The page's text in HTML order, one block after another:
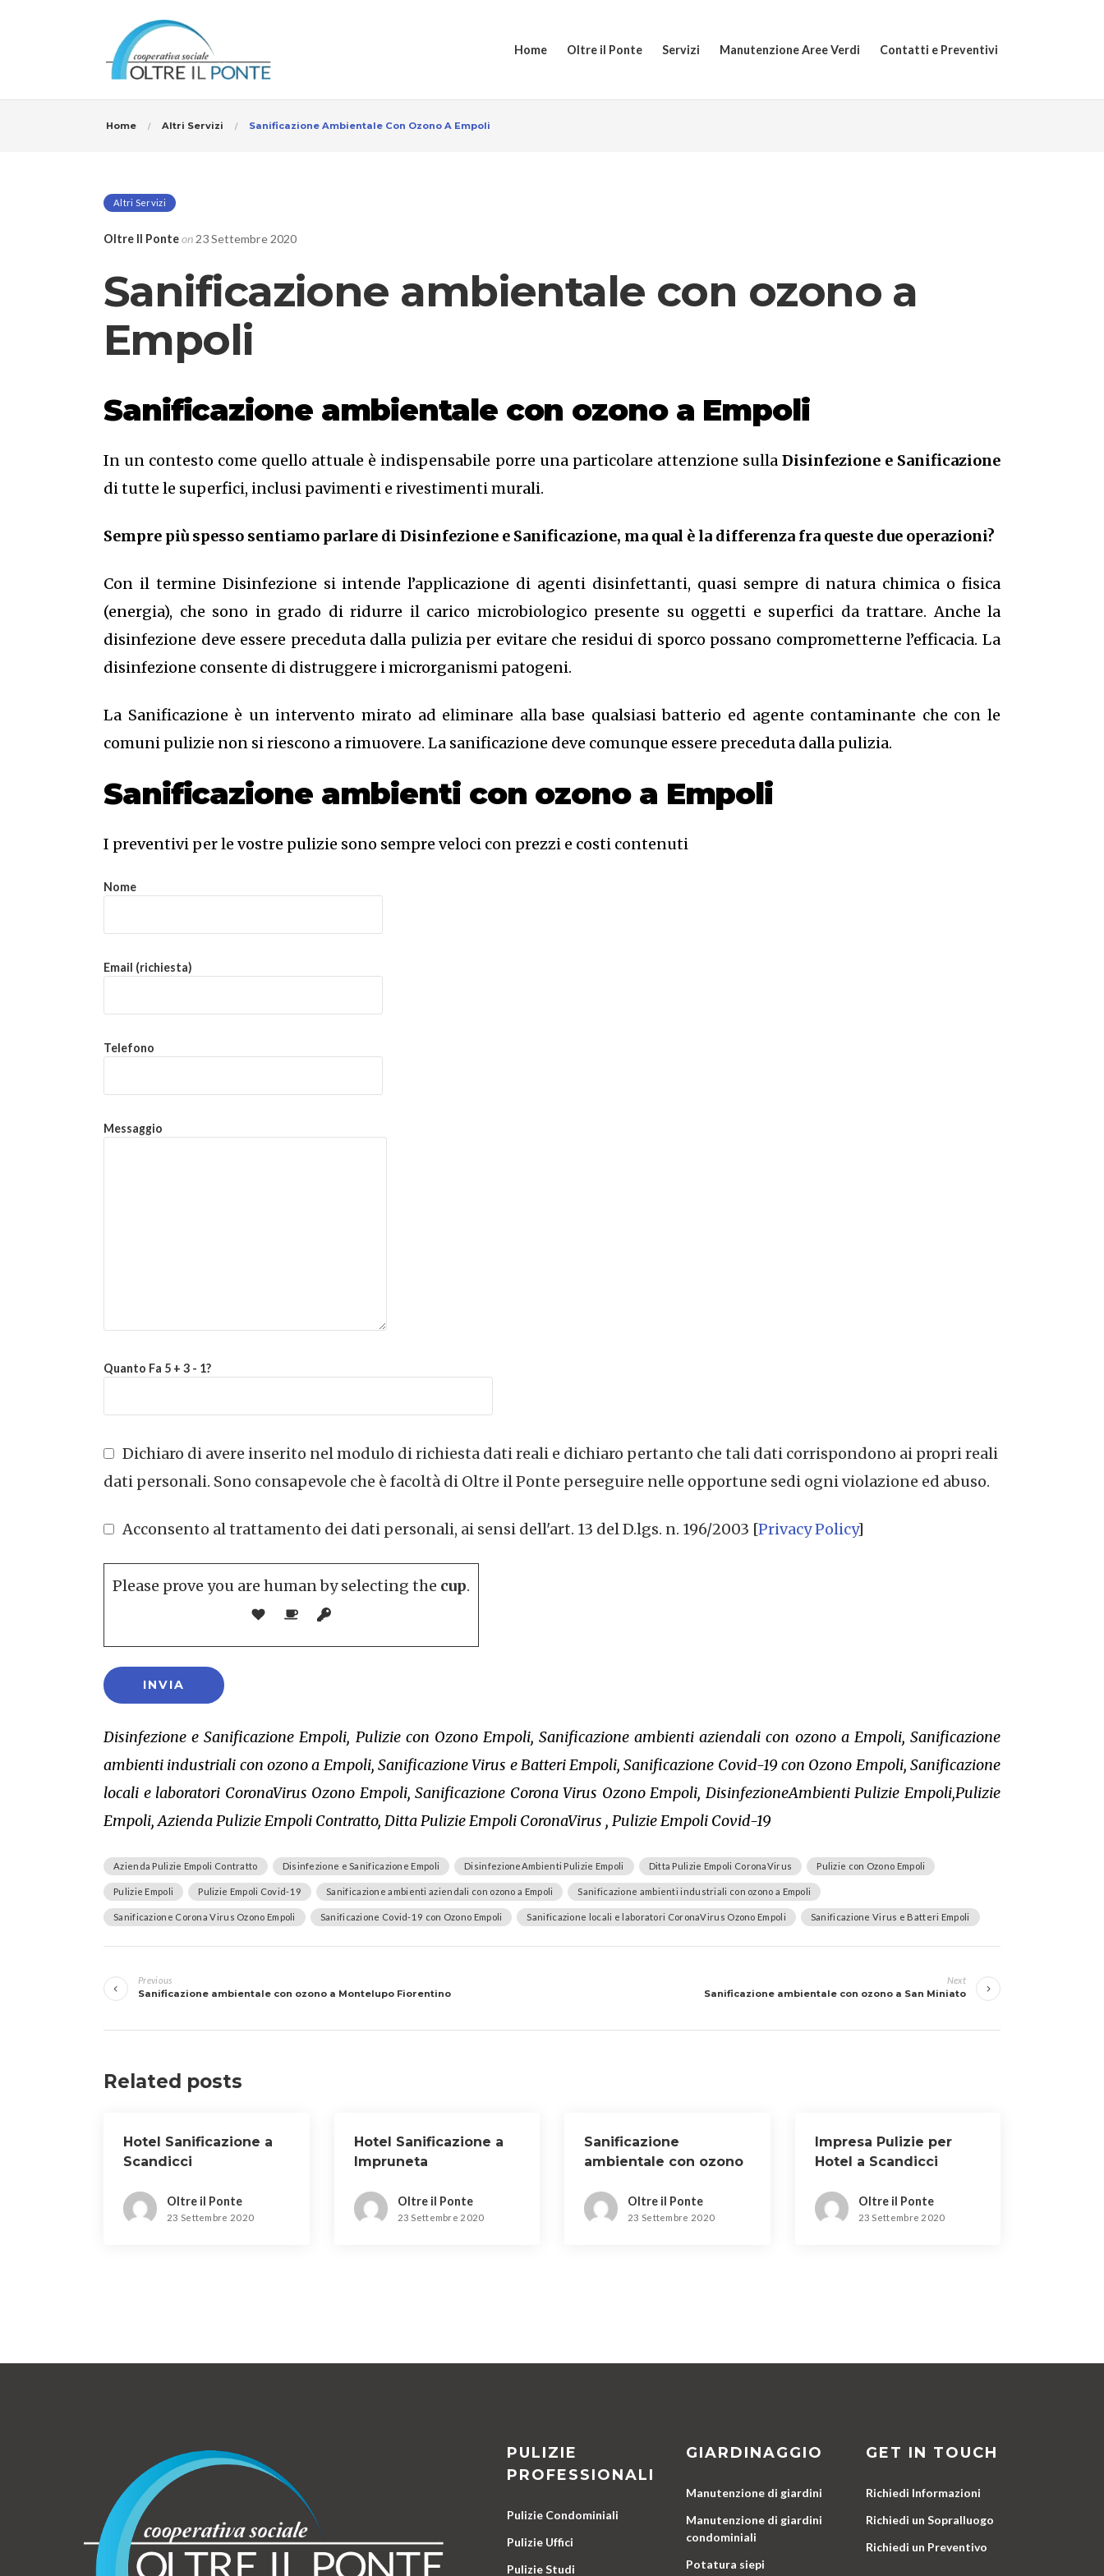
Home Oltre il Ponte Servizi Manutenzione Aree Verdi Contatti e Preventivi
Home Altri Servizi Sanificazione Ambientale Con Ozono A Empoli
Altri Servizi
Oltre Il Ponteon23 Settembre 2020
Sanificazione ambientale con ozono a
Empoli
Sanificazione ambientale con ozono a Empoli
In un contesto come quello attuale è indispensabile porre una particolare attenzione sulla Disinfezione e Sanificazione
di tutte le superfici, inclusi pavimenti e rivestimenti murali.
Sempre più spesso sentiamo parlare di Disinfezione e Sanificazione, ma qual è la differenza fra queste due operazioni?
Con il termine Disinfezione si intende l’applicazione di agenti disinfettanti, quasi sempre di natura chimica o fisica
(energia), che sono in grado di ridurre il carico microbiologico presente su oggetti e superfici da trattare. Anche la
disinfezione deve essere preceduta dalla pulizia per evitare che residui di sporco possano comprometterne l’efficacia. La
disinfezione consente di distruggere i microrganismi patogeni.
La Sanificazione è un intervento mirato ad eliminare alla base qualsiasi batterio ed agente contaminante che con le
comuni pulizie non si riescono a rimuovere. La sanificazione deve comunque essere preceduta dalla pulizia.
Sanificazione ambienti con ozono a Empoli
I preventivi per le vostre pulizie sono sempre veloci con prezzi e costi contenuti
Nome
Email (richiesta)
Telefono
Messaggio
Quanto Fa 5 + 3 - 1?
Dichiaro di avere inserito nel modulo di richiesta dati reali e dichiaro pertanto che tali dati corrispondono ai propri reali
dati personali. Sono consapevole che è facoltà di Oltre il Ponte perseguire nelle opportune sedi ogni violazione ed abuso.
Acconsento al trattamento dei dati personali, ai sensi dell'art. 13 del D.lgs. n. 196/2003 [Privacy Policy]
Please prove you are human by selecting the cup.
Disinfezione e Sanificazione Empoli, Pulizie con Ozono Empoli, Sanificazione ambienti aziendali con ozono a Empoli, Sanificazione
ambienti industriali con ozono a Empoli, Sanificazione Virus e Batteri Empoli, Sanificazione Covid-19 con Ozono Empoli, Sanificazione
locali e laboratori CoronaVirus Ozono Empoli, Sanificazione Corona Virus Ozono Empoli, DisinfezioneAmbienti Pulizie Empoli,Pulizie
Empoli, Azienda Pulizie Empoli Contratto, Ditta Pulizie Empoli CoronaVirus , Pulizie Empoli Covid-19
Azienda Pulizie Empoli Contratto Disinfezione e Sanificazione Empoli DisinfezioneAmbienti Pulizie Empoli Ditta Pulizie Empoli CoronaVirus Pulizie con Ozono Empoli
Pulizie Empoli Pulizie Empoli Covid-19 Sanificazione ambienti aziendali con ozono a Empoli Sanificazione ambienti industriali con ozono a Empoli
Sanificazione Corona Virus Ozono Empoli Sanificazione Covid-19 con Ozono Empoli Sanificazione locali e laboratori CoronaVirus Ozono Empoli Sanificazione Virus e Batteri Empoli
articoli
Previous
Sanificazione ambientale con ozono a Montelupo Fiorentino
Next
Sanificazione ambientale con ozono a San Miniato
Related posts
Hotel Sanificazione a
Scandicci
Oltre il Ponte
23 Settembre 2020
Hotel Sanificazione a
Impruneta
Oltre il Ponte
23 Settembre 2020
Sanificazione
ambientale con ozono
Oltre il Ponte
23 Settembre 2020
Impresa Pulizie per
Hotel a Scandicci
Oltre il Ponte
23 Settembre 2020
PULIZIE
PROFESSIONALI
Pulizie Condominiali
Pulizie Uffici
Pulizie Studi
GIARDINAGGIO
Manutenzione di giardini
Manutenzione di giardini
condominiali
Potatura siepi
GET IN TOUCH
Richiedi Informazioni
Richiedi un Sopralluogo
Richiedi un Preventivo